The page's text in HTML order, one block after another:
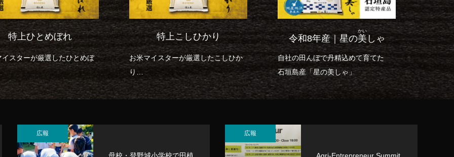
特上ひとめぼれ
イスターが厳選したひとめぼ
やすい価格でお買い求めいた
す。
特上こしひかり
お米マイスターが厳選したこしひか
り
お求めやすい価格でお買い求めいた
だけます。
令和8年産｜星の美
かい
しゃ
自社の田んぼで丹精込めて育てた
石垣島産「星の美しゃ」
令和
「石垣
広報
母校・登野城小学校で田植
広報
Agri-Entrepreneur Summit
みやぎ米屋 スタッフAI